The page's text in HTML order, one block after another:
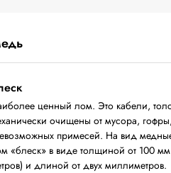
ценный лом. Это кабели,
очищены от мусора,
примесей. На вид
«блеск» в виде толщиной от 100
и длиной от двух миллиметров.